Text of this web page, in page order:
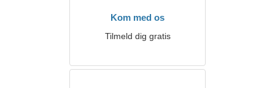
Kom med os
Tilmeld dig gratis